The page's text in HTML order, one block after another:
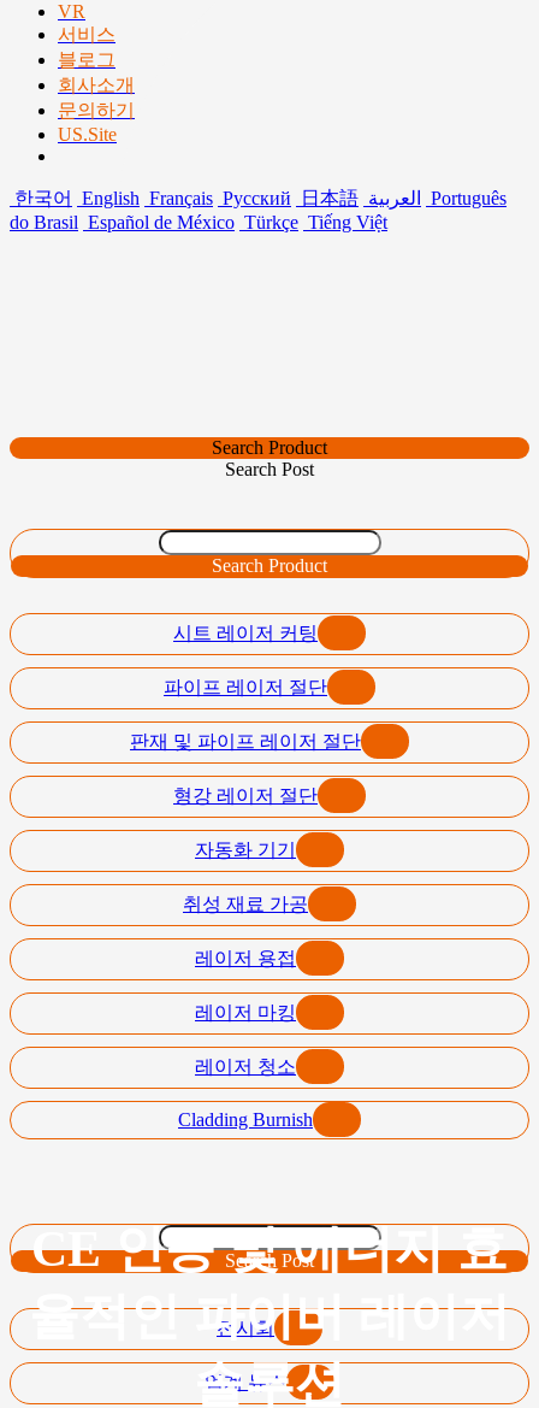
VR
서비스
블로그
회사소개
문의하기
US.Site
한국어 English Français Русский 日本語 العربية
Português
do Brasil Español de México Türkçe Tiếng Việt
Search Product
Search Post
Search Product
시트 레이저 커팅
파이프 레이저 절단
판재 및 파이프 레이저 절단
형강 레이저 절단
자동화 기기
취성 재료 가공
레이저 용접
레이저 마킹
레이저 청소
Cladding Burnish
Search Post
전시회
업계 뉴스
CE 인증 및 에너지 효
율적인 파이버 레이저
솔루션